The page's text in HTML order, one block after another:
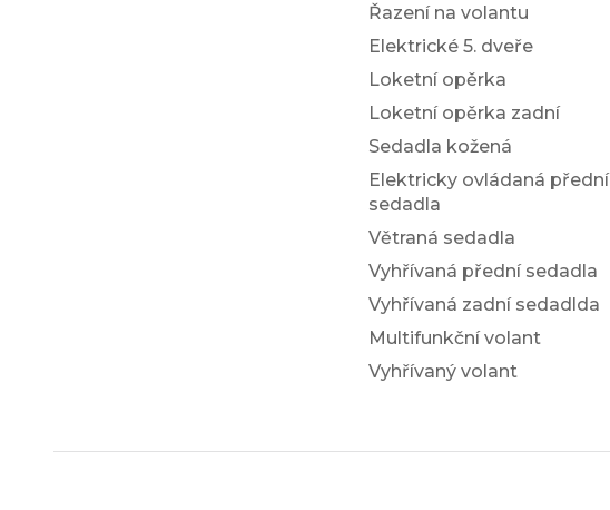
Řazení na volantu
Elektrické 5. dveře
Loketní opěrka
Loketní opěrka zadní
Sedadla kožená
Elektricky ovládaná přední
sedadla
Větraná sedadla
Vyhřívaná přední sedadla
Vyhřívaná zadní sedadlda
Multifunkční volant
Vyhřívaný volant